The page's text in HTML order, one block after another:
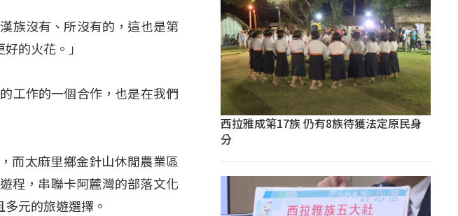
族沒有、所沒有的，這也是第
的火花。」
工作的一個合作，也是在我們
而太麻里鄉金針山休閒農業區
程，串聯卡阿麓灣的部落文化
元的旅遊選擇。
西拉雅成第17族 仍有8族待獲法定原民身
分